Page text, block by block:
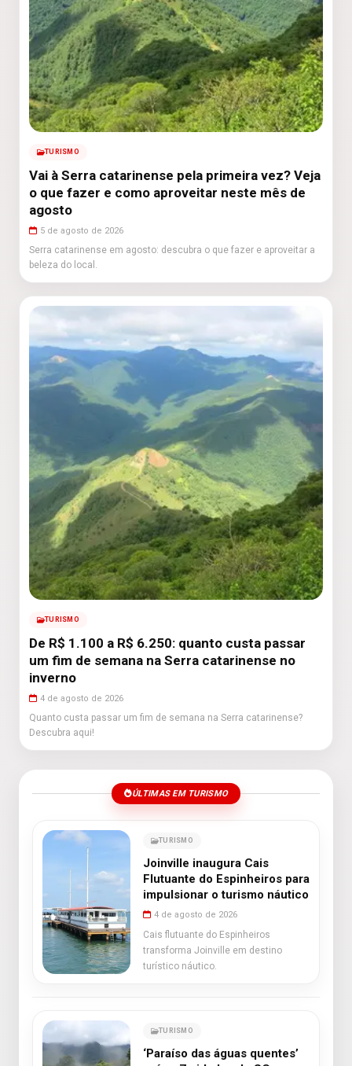
TURISMO
Vai à Serra catarinense pela primeira vez? Veja
o que fazer e como aproveitar neste mês de
agosto
5 de agosto de 2026
Serra catarinense em agosto: descubra o que fazer e aproveitar a
beleza do local.
TURISMO
De R$ 1.100 a R$ 6.250: quanto custa passar
um fim de semana na Serra catarinense no
inverno
4 de agosto de 2026
Quanto custa passar um fim de semana na Serra catarinense?
Descubra aqui!
ÚLTIMAS EM TURISMO
TURISMO
Joinville inaugura Cais
Flutuante do Espinheiros para
impulsionar o turismo náutico
4 de agosto de 2026
Cais flutuante do Espinheiros
transforma Joinville em destino
turístico náutico.
TURISMO
‘Paraíso das águas quentes’